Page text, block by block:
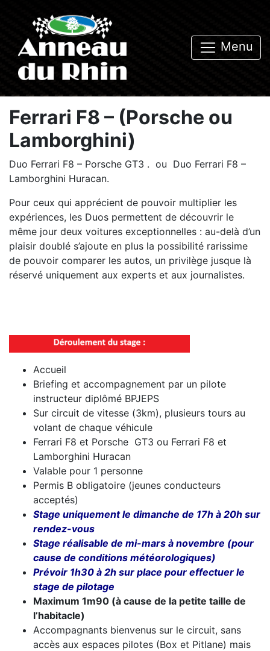
Menu
Ferrari F8 – (Porsche ou
Lamborghini)
Duo Ferrari F8 – Porsche GT3 . ou Duo Ferrari F8 –
Lamborghini Huracan.
Pour ceux qui apprécient de pouvoir multiplier les
expériences, les Duos permettent de découvrir le
même jour deux voitures exceptionnelles : au-delà d’un
plaisir doublé s’ajoute en plus la possibilité rarissime
de pouvoir comparer les autos, un privilège jusque là
réservé uniquement aux experts et aux journalistes.
Accueil
Briefing et accompagnement par un pilote
instructeur diplômé BPJEPS
Sur circuit de vitesse (3km), plusieurs tours au
volant de chaque véhicule
Ferrari F8 et Porsche GT3 ou Ferrari F8 et
Lamborghini Huracan
Valable pour 1 personne
Permis B obligatoire (jeunes conducteurs
acceptés)
Stage uniquement le dimanche de 17h à 20h sur
rendez-vous
Stage réalisable de mi-mars à novembre (pour
cause de conditions météorologiques)
Prévoir 1h30 à 2h sur place pour effectuer le
stage de pilotage
Maximum 1m90 (à cause de la petite taille de
l’habitacle)
Accompagnants bienvenus sur le circuit, sans
accès aux espaces pilotes (Box et Pitlane) mais